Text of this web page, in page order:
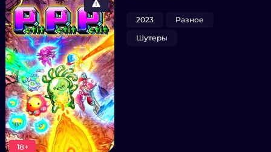
18+
2023
Разное
Шутеры